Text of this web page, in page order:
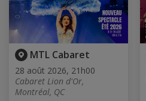
MTL Cabaret
28 août 2026, 21h00
Cabaret Lion d'Or,
Montréal, QC